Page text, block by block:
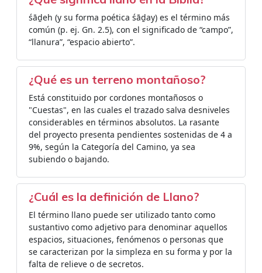
śāḏeh (y su forma poética śāḏay) es el término más
común (p. ej. Gn. 2.5), con el significado de “campo”,
“llanura”, “espacio abierto”.
¿Qué es un terreno montañoso?
Está constituido por cordones montañosos o
"Cuestas", en las cuales el trazado salva desniveles
considerables en términos absolutos. La rasante
del proyecto presenta pendientes sostenidas de 4 a
9%, según la Categoría del Camino, ya sea
subiendo o bajando.
¿Cuál es la definición de Llano?
El término llano puede ser utilizado tanto como
sustantivo como adjetivo para denominar aquellos
espacios, situaciones, fenómenos o personas que
se caracterizan por la simpleza en su forma y por la
falta de relieve o de secretos.